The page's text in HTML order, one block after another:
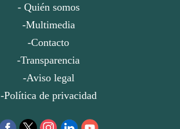
- Quién somos
-Multimedia
-Contacto
-Transparencia
-Aviso legal
-Política de privacidad